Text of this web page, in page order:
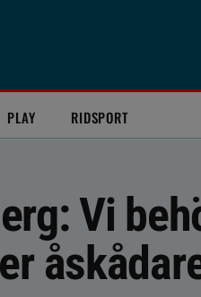
PLAY RIDSPORT
Vi